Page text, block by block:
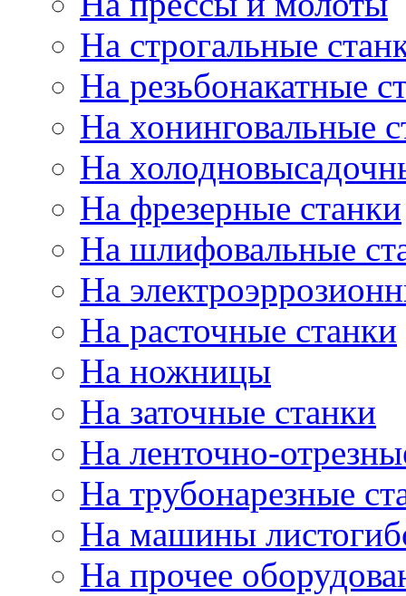
На строгальные
На резьбонакатные
На хонинговальные
На
На фрезерные станки
На шлифовальные
На
На расточные станки
На ножницы
На заточные станки
На ленточно-
На трубонарезные
На машины
На прочее